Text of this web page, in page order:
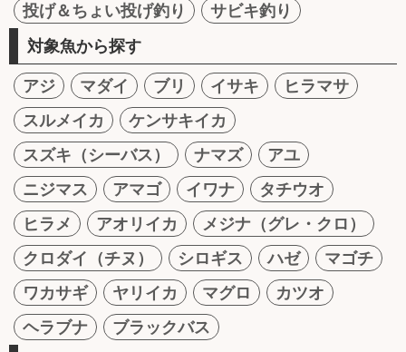
投げ＆ちょい投げ釣り
サビキ釣り
対象魚から探す
アジ マダイ ブリ イサキ
ヒラマサ
スルメイカ
ケンサキイカ
スズキ（シーバス）
ナマズ
アユ
ニジマス
アマゴ イワナ
タチウオ
ヒラメ
アオリイカ
メジナ（グレ・クロ）
クロダイ（チヌ）
シロギス ハゼ
マゴチ
ワカサギ
ヤリイカ マグロ
カツオ
ヘラブナ
ブラックバス